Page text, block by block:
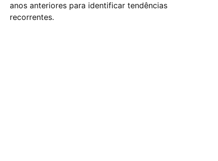
anos anteriores para identificar tendências
recorrentes.